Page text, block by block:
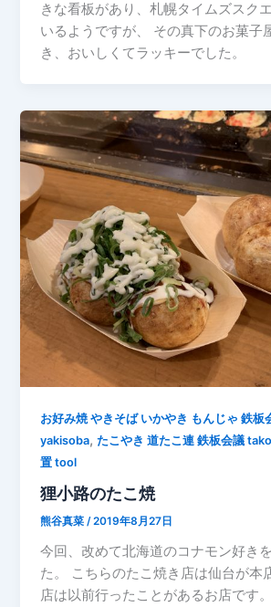
きな看板があり、札幌タイムズスク
いるようですが、 その真下のお菓子
き、おいしくてラッキーでした。
お好み焼 やきそば いかやき もんじゃ 鉄
yakisoba,たこやき 道たこ連 鉄板会議
置 tool
狸小路のたこ焼
熊谷真菜/2019年8月27日
今回、改めて北海道のコナモン好き
た。 こちらのたこ焼き店は仙台が本
店は以前行ったことがあるお店です